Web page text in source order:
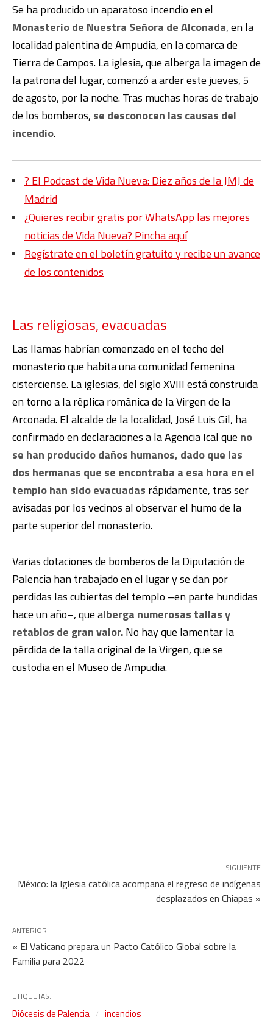
Se ha producido un aparatoso incendio en el
Monasterio de Nuestra Señora de Alconada, en la
localidad palentina de Ampudia, en la comarca de
Tierra de Campos. La iglesia, que alberga la imagen de
la patrona del lugar, comenzó a arder este jueves, 5
de agosto, por la noche. Tras muchas horas de trabajo
de los bomberos, se desconocen las causas del
incendio.
?️ El Podcast de Vida Nueva: Diez años de la JMJ de
Madrid
¿Quieres recibir gratis por WhatsApp las mejores
noticias de Vida Nueva? Pincha aquí
Regístrate en el boletín gratuito y recibe un avance
de los contenidos
Las religiosas, evacuadas
Las llamas habrían comenzado en el techo del
monasterio que habita una comunidad femenina
cisterciense. La iglesias, del siglo XVIII está construida
en torno a la réplica románica de la Virgen de la
Arconada. El alcalde de la localidad, José Luis Gil, ha
confirmado en declaraciones a la Agencia Ical que no
se han producido daños humanos, dado que las
dos hermanas que se encontraba a esa hora en el
templo han sido evacuadas rápidamente, tras ser
avisadas por los vecinos al observar el humo de la
parte superior del monasterio.
Varias dotaciones de bomberos de la Diputación de
Palencia han trabajado en el lugar y se dan por
perdidas las cubiertas del templo –en parte hundidas
hace un año–, que alberga numerosas tallas y
retablos de gran valor.No hay que lamentar la
pérdida de la talla original de la Virgen, que se
custodia en el Museo de Ampudia.
SIGUIENTE
México: la Iglesia católica acompaña el regreso de indígenas
desplazados en Chiapas »
ANTERIOR
« El Vaticano prepara un Pacto Católico Global sobre la
Familia para 2022
ETIQUETAS:
Diócesis de Palencia incendios